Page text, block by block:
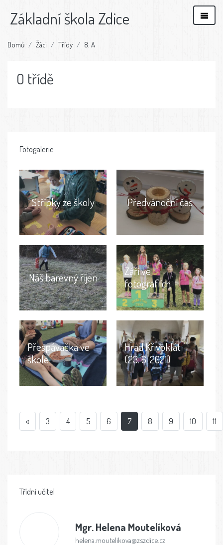
Základní škola Zdice
Domů Žáci Třídy 8. A
O třídě
Fotogalerie
Střípky ze školy Předvánoční čas
Náš barevný říjen
Září ve
fotografiích
Přespávačka ve
škole
Hrad Křivoklát
(23. 6. 2021)
« 3 4 5 6 7 8 9 10 11
Třídní učitel
Mgr.Helena Moutelíková
helena.moutelikova@zszdice.cz